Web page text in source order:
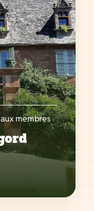
membres